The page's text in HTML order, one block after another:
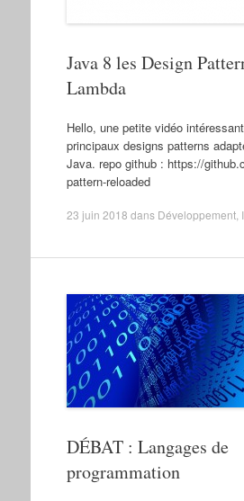
Java 8 les Design
Lambda
Hello, une petite vidéo
principaux designs patterns
Java. repo github : https://
pattern-reloaded
23 juin 2018 dans Développement,
DÉBAT : Langages de
programmation